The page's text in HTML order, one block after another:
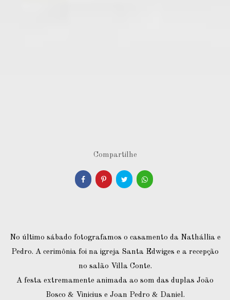
Compartilhe
No último sábado fotografamos o casamento da Nathállia e
Pedro. A cerimônia foi na igreja Santa Edwiges e a recepção
no salão Villa Conte.
A festa extremamente animada ao som das duplas João
Bosco & Vinicius e Joan Pedro & Daniel.